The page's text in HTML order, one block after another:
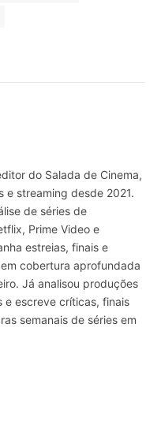
do Salada de Cinema,
e streaming desde 2021.
de séries de
Prime Video e
estreias, finais e
cobertura aprofundada
Já analisou produções
e escreve críticas, finais
semanais de séries em